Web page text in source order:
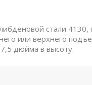
стали
или верхнего
дюйма в высоту.